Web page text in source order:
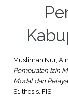
Muslimah Nur,
Pembuatan Izin
Modal dan
S1 thesis, FIS.